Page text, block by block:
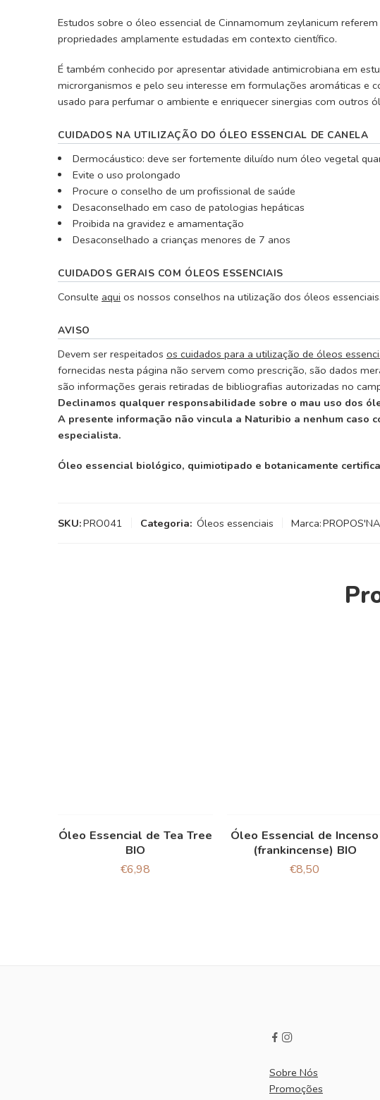
Estudos sobre o óleo essencial de Cinnamomum zeylanicum
propriedades amplamente estudadas em contexto científico.
É também conhecido por apresentar atividade antimicrobiana em
microrganismos e pelo seu interesse em formulações aromáticas e
usado para perfumar o ambiente e enriquecer sinergias com outros
CUIDADOS NA UTILIZAÇÃO DO ÓLEO ESSENCIAL DE CANELA
Dermocáustico: deve ser fortemente diluído num óleo vegetal
Evite o uso prolongado
Procure o conselho de um profissional de saúde
Desaconselhado em caso de patologias hepáticas
Proibida na gravidez e amamentação
Desaconselhado a crianças menores de 7 anos
CUIDADOS GERAIS COM ÓLEOS ESSENCIAIS
Consulte aqui os nossos conselhos na utilização dos óleos essenciais.
AVISO
Devem ser respeitados os cuidados para a utilização de óleos
fornecidas nesta página não servem como prescrição, são dados
são informações gerais retiradas de bibliografias autorizadas no
Declinamos qualquer responsabilidade sobre o mau uso dos
A presente informação não vincula a Naturibio a nenhum caso
especialista.
Óleo essencial biológico, quimiotipado e botanicamente
SKU:PRO041 Categoria: Óleos essenciais Marca:
Óleo Essencial de Tea Tree
BIO
€6,98
Óleo Essencial de Incenso
(frankincense) BIO
€8,50
Sobre Nós
Promoções